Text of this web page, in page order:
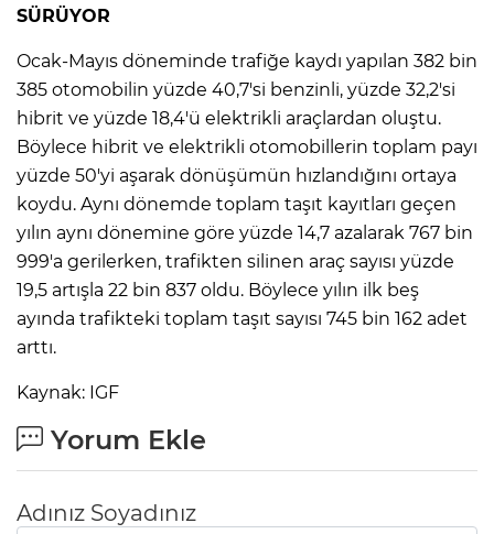
SÜRÜYOR
Ocak-Mayıs döneminde trafiğe kaydı yapılan 382 bin
385 otomobilin yüzde 40,7'si benzinli, yüzde 32,2'si
hibrit ve yüzde 18,4'ü elektrikli araçlardan oluştu.
Böylece hibrit ve elektrikli otomobillerin toplam payı
yüzde 50'yi aşarak dönüşümün hızlandığını ortaya
koydu. Aynı dönemde toplam taşıt kayıtları geçen
yılın aynı dönemine göre yüzde 14,7 azalarak 767 bin
999'a gerilerken, trafikten silinen araç sayısı yüzde
19,5 artışla 22 bin 837 oldu. Böylece yılın ilk beş
ayında trafikteki toplam taşıt sayısı 745 bin 162 adet
arttı.
Kaynak: IGF
Yorum Ekle
Adınız Soyadınız